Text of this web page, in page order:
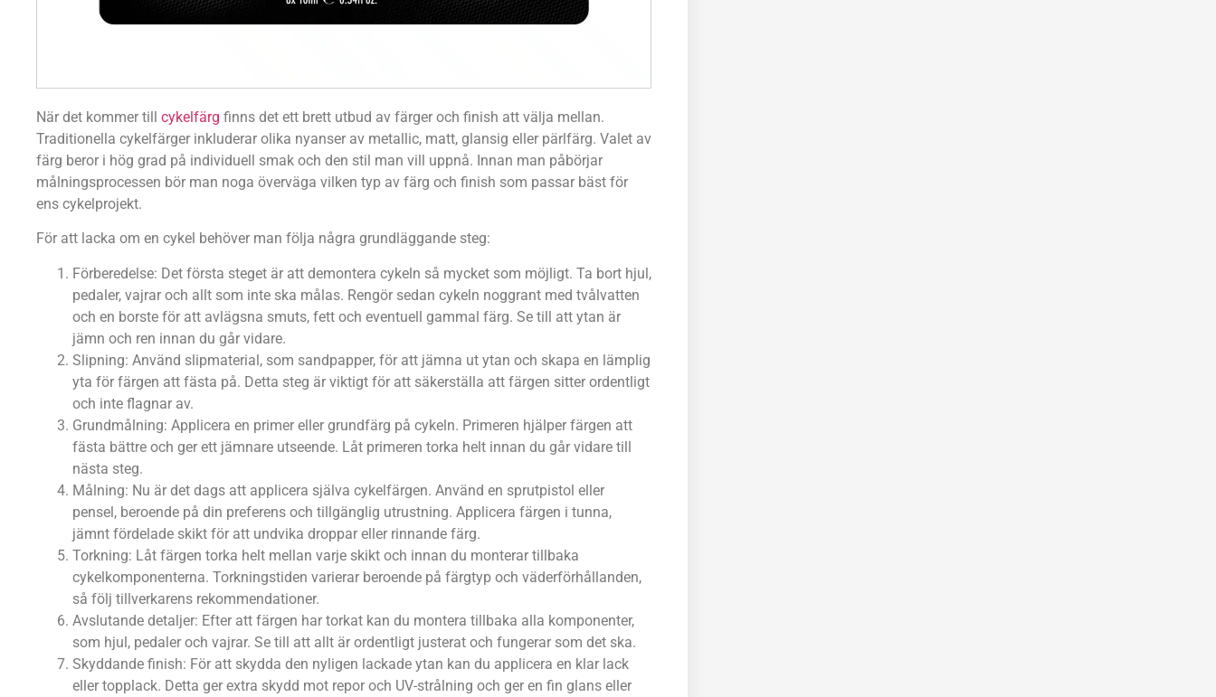
När det kommer till cykelfärg finns det ett brett utbud av färger och finish att välja mellan.
Traditionella cykelfärger inkluderar olika nyanser av metallic, matt, glansig eller pärlfärg. Valet av
färg beror i hög grad på individuell smak och den stil man vill uppnå. Innan man påbörjar
målningsprocessen bör man noga överväga vilken typ av färg och finish som passar bäst för
ens cykelprojekt.
För att lacka om en cykel behöver man följa några grundläggande steg:
Förberedelse: Det första steget är att demontera cykeln så mycket som möjligt. Ta bort hjul,
pedaler, vajrar och allt som inte ska målas. Rengör sedan cykeln noggrant med tvålvatten
och en borste för att avlägsna smuts, fett och eventuell gammal färg. Se till att ytan är
jämn och ren innan du går vidare.
Slipning: Använd slipmaterial, som sandpapper, för att jämna ut ytan och skapa en lämplig
yta för färgen att fästa på. Detta steg är viktigt för att säkerställa att färgen sitter ordentligt
och inte flagnar av.
Grundmålning: Applicera en primer eller grundfärg på cykeln. Primeren hjälper färgen att
fästa bättre och ger ett jämnare utseende. Låt primeren torka helt innan du går vidare till
nästa steg.
Målning: Nu är det dags att applicera själva cykelfärgen. Använd en sprutpistol eller
pensel, beroende på din preferens och tillgänglig utrustning. Applicera färgen i tunna,
jämnt fördelade skikt för att undvika droppar eller rinnande färg.
Torkning: Låt färgen torka helt mellan varje skikt och innan du monterar tillbaka
cykelkomponenterna. Torkningstiden varierar beroende på färgtyp och väderförhållanden,
så följ tillverkarens rekommendationer.
Avslutande detaljer: Efter att färgen har torkat kan du montera tillbaka alla komponenter,
som hjul, pedaler och vajrar. Se till att allt är ordentligt justerat och fungerar som det ska.
Skyddande finish: För att skydda den nyligen lackade ytan kan du applicera en klar lack
eller topplack. Detta ger extra skydd mot repor och UV-strålning och ger en fin glans eller